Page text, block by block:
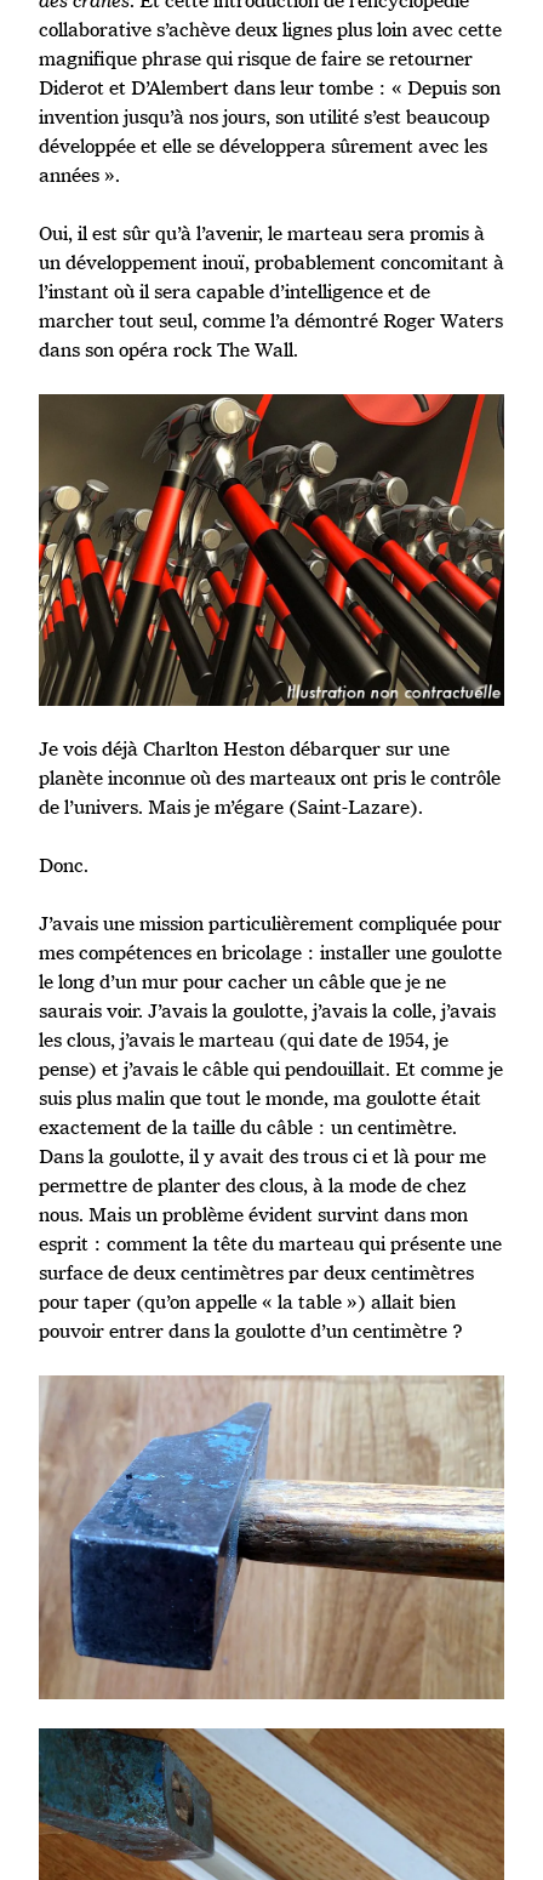
collaborative s’achève deux lignes plus loin avec cette
magnifique phrase qui risque de faire se retourner
Diderot et D’Alembert dans leur tombe : « Depuis son
invention jusqu’à nos jours, son utilité s’est beaucoup
développée et elle se développera sûrement avec les
années ».
Oui, il est sûr qu’à l’avenir, le marteau sera promis à
un développement inouï, probablement concomitant à
l’instant où il sera capable d’intelligence et de
marcher tout seul, comme l’a démontré Roger Waters
dans son opéra rock The Wall.
Je vois déjà Charlton Heston débarquer sur une
planète inconnue où des marteaux ont pris le contrôle
de l’univers. Mais je m’égare (Saint-Lazare).
Donc.
J’avais une mission particulièrement compliquée pour
mes compétences en bricolage : installer une goulotte
le long d’un mur pour cacher un câble que je ne
saurais voir. J’avais la goulotte, j’avais la colle, j’avais
les clous, j’avais le marteau (qui date de 1954, je
pense) et j’avais le câble qui pendouillait. Et comme je
suis plus malin que tout le monde, ma goulotte était
exactement de la taille du câble : un centimètre.
Dans la goulotte, il y avait des trous ci et là pour me
permettre de planter des clous, à la mode de chez
nous. Mais un problème évident survint dans mon
esprit : comment la tête du marteau qui présente une
surface de deux centimètres par deux centimètres
pour taper (qu’on appelle « la table ») allait bien
pouvoir entrer dans la goulotte d’un centimètre ?